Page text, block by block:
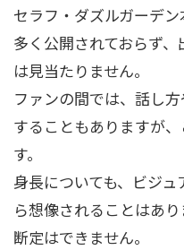
セラフ・ダズルガーデ
多く公開されておらず
は見当たりません。
ファンの間では、話し
することもありますが
す。
身長についても、ビジ
ら想像されることはあ
断定はできません。